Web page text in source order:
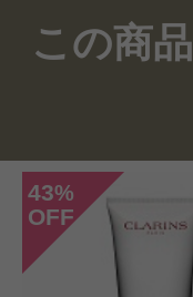
この
この商
43%
OFF